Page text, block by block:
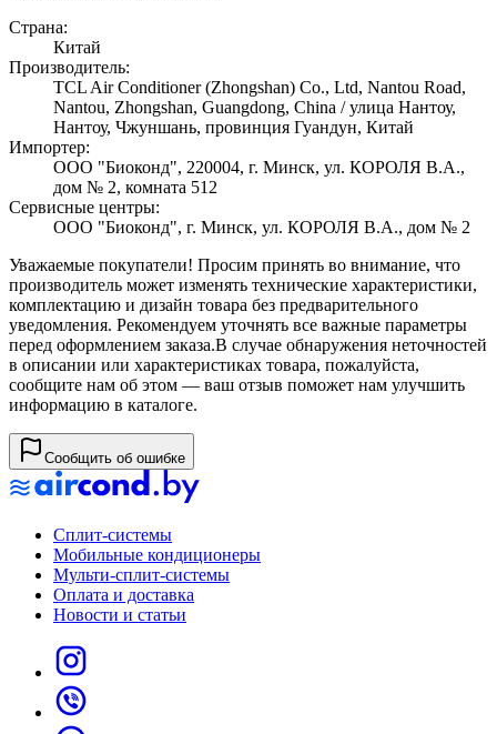
Страна:
Китай
Производитель:
TCL Air Conditioner (Zhongshan) Co., Ltd, Nantou Road,
Nantou, Zhongshan, Guangdong, China / улица Нантоу,
Нантоу, Чжуншань, провинция Гуандун, Китай
Импортер:
ООО "Биоконд", 220004, г. Минск, ул. КОРОЛЯ В.А.,
дом № 2, комната 512
Сервисные центры:
ООО "Биоконд", г. Минск, ул. КОРОЛЯ В.А., дом № 2
Уважаемые покупатели! Просим принять во внимание, что
производитель может изменять технические характеристики,
комплектацию и дизайн товара без предварительного
уведомления. Рекомендуем уточнять все важные параметры
перед оформлением заказа.В случае обнаружения неточностей
в описании или характеристиках товара, пожалуйста,
сообщите нам об этом — ваш отзыв поможет нам улучшить
информацию в каталоге.
Сообщить об ошибке
Сплит-системы
Мобильные кондиционеры
Мульти-сплит-системы
Оплата и доставка
Новости и статьи